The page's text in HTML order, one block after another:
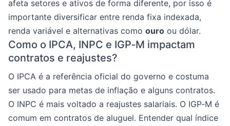
afeta setores e ativos de forma diferente, por isso é
importante diversificar entre renda fixa indexada,
renda variável e alternativas como ouro ou dólar.
Como o IPCA, INPC e IGP‑M impactam
contratos e reajustes?
O IPCA é a referência oficial do governo e costuma
ser usado para metas de inflação e alguns contratos.
O INPC é mais voltado a reajustes salariais. O IGP‑M é
comum em contratos de aluguel. Entender qual índice